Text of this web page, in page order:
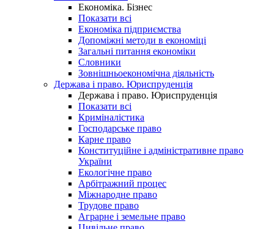
Економіка. Бізнес
Показати всі
Економіка підприємства
Допоміжні методи в економіці
Загальні питання економіки
Словники
Зовнішньоекономічна діяльність
Держава і право. Юриспруденція
Держава і право. Юриспруденція
Показати всі
Криміналістика
Господарське право
Карне право
Конституційне і адміністративне право
України
Екологічне право
Арбітражний процес
Міжнародне право
Трудове право
Аграрне і земельне право